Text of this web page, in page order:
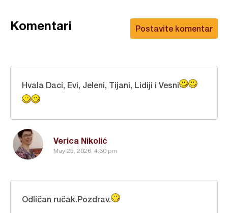
Postavite komentar
Komentari
Verica Nikolić
May 25, 2026, 4:30 pm
Hvala Daci, Evi, Jeleni, Tijani, Lidiji i Vesni
Odličan ručak.Pozdrav.